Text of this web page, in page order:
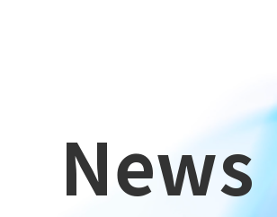
News